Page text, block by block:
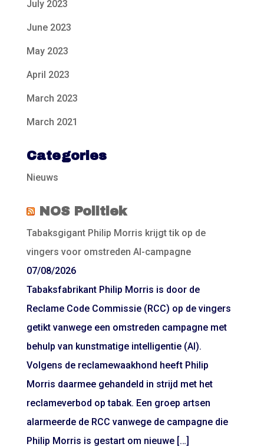
July 2023
June 2023
May 2023
April 2023
March 2023
March 2021
Categories
Nieuws
NOS Politiek
Tabaksgigant Philip Morris krijgt tik op de
vingers voor omstreden AI-campagne
07/08/2026
Tabaksfabrikant Philip Morris is door de
Reclame Code Commissie (RCC) op de vingers
getikt vanwege een omstreden campagne met
behulp van kunstmatige intelligentie (AI).
Volgens de reclamewaakhond heeft Philip
Morris daarmee gehandeld in strijd met het
reclameverbod op tabak. Een groep artsen
alarmeerde de RCC vanwege de campagne die
Philip Morris is gestart om nieuwe […]